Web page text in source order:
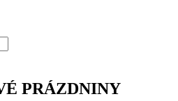
PRÁZDNINY